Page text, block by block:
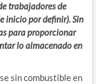
trabajadores de
inicio por definir). Sin
para proporcionar
lo almacenado en
sin combustible en